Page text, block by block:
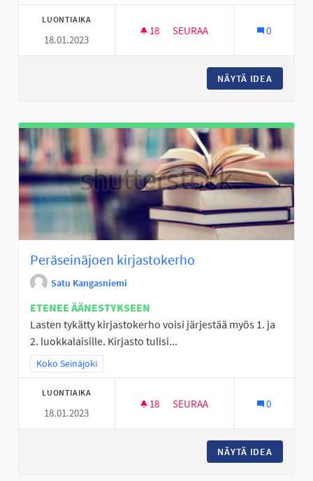
LUONTIAIKA
18.01.2023
18 18 SEURAAJAA
SEURAA 0
NÄYTÄ IDEA
Peräseinäjoen kirjastokerho
Satu Kangasniemi
ETENEE ÄÄNESTYKSEEN
Lasten tykätty kirjastokerho voisi järjestää myös 1. ja
2. luokkalaisille. Kirjasto tulisi...
Rajaa tulokset teeman mukaan: Koko Seinäjoki
Koko Seinäjoki
LUONTIAIKA
18.01.2023
18 18 SEURAAJAA
SEURAA 0
NÄYTÄ IDEA